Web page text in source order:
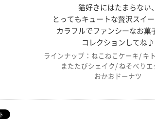
猫好きにはたまらない、
とってもキュートな贅沢スイ
カラフルでファンシーなお菓
コレクションしてね♪
ラインナップ：ねこねこケーキ/ キ
またたびシェイク/ ねそべりエ
おかおドーナツ